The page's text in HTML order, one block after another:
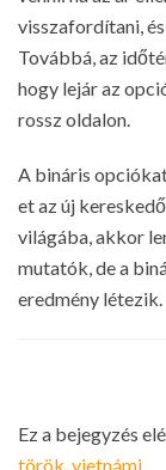
visszafordítani,
Továbbá, az
hogy lejár az
rossz oldalon.
A bináris
et az új
világába, akkor
mutatók, de a
eredmény létezik.
Ez a bejegyzés
török vietnámi